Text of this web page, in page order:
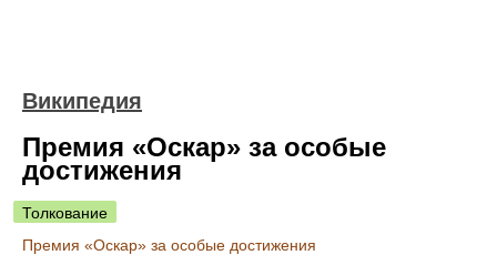
Википедия
Премия «Оскар» за особые
достижения
Толкование
Премия «Оскар» за особые достижения